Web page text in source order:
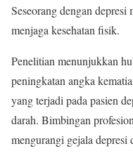
Seseorang dengan
menjaga kesehatan fisik.
Penelitian menunjukkan
peningkatan angka
yang terjadi pada pasien
darah. Bimbingan
mengurangi gejala depresi